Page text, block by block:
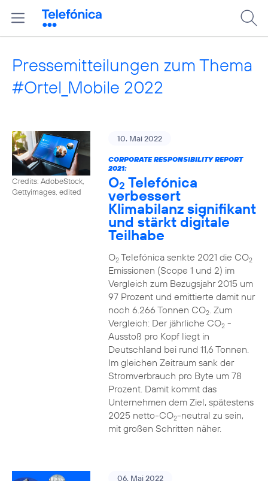
Pressemitteilungen zum Thema
#Ortel_Mobile 2022
Credits: AdobeStock,
Gettyimages, edited
10. Mai 2022
CORPORATE RESPONSIBILITY REPORT
2021:
O2 Telefónica
verbessert
Klimabilanz signifikant
und stärkt digitale
Teilhabe
O2Telefónica senkte 2021 die CO2
Emissionen (Scope 1 und 2) im
Vergleich zum Bezugsjahr 2015 um
97 Prozent und emittierte damit nur
noch 6.266 Tonnen CO2. Zum
Vergleich: Der jährliche CO2-
Ausstoß pro Kopf liegt in
Deutschland bei rund 11,6 Tonnen.
Im gleichen Zeitraum sank der
Stromverbrauch pro Byte um 78
Prozent. Damit kommt das
Unternehmen dem Ziel, spätestens
2025 netto-CO2-neutral zu sein,
mit großen Schritten näher.
06. Mai 2022